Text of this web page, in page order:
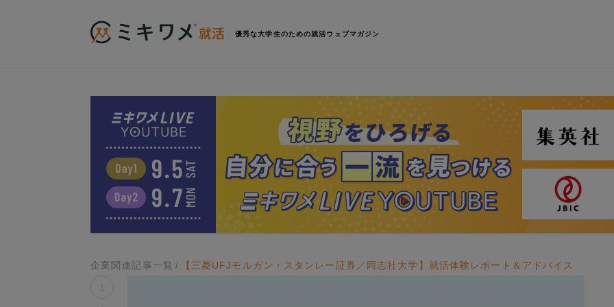
優秀な大学生のための就活ウェブマガジン
企業関連記事一覧 【三菱UFJモルガン・スタンレー証券／同志社大学】就活体験レポート＆アドバイス